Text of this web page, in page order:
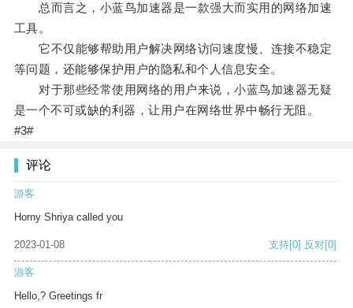
总而言之，小蓝鸟加速器是一款强大而实用的网络加速
工具。
它不仅能够帮助用户解决网络访问速度慢、连接不稳定
等问题，还能够保护用户的隐私和个人信息安全。
对于那些经常使用网络的用户来说，小蓝鸟加速器无疑
是一个不可或缺的利器，让用户在网络世界中畅行无阻。
#3#
评论
游客
Horny Shriya called you
2023-01-08 支持[0] 反对[0]
游客
Hello,? Greetings fr